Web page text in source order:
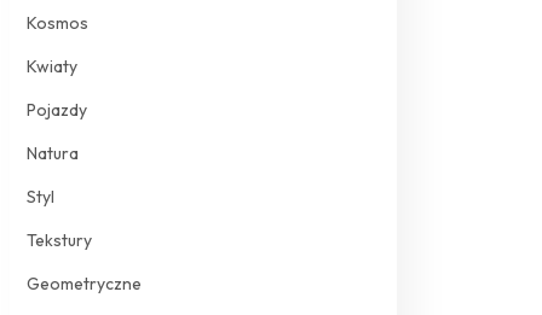
Kosmos
Kwiaty
Pojazdy
Natura
Styl
Tekstury
Geometryczne